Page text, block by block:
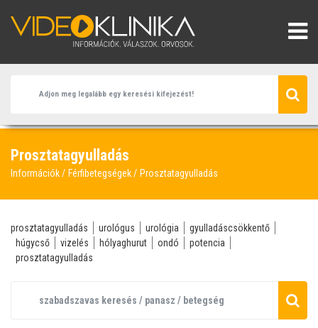
Prosztatagyulladás
Információk Férfibetegségek Prosztatagyulladás
prosztatagyulladás urológus urológia
gyulladáscsökkentő
húgycső
vizelés hólyaghurut ondó
potencia
prosztatagyulladás